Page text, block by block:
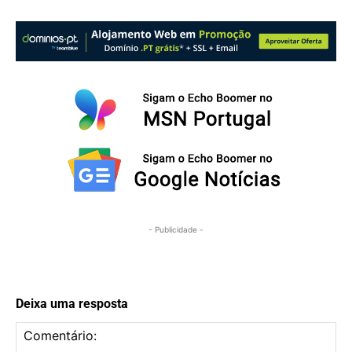
- Publicidade -
Deixa uma resposta